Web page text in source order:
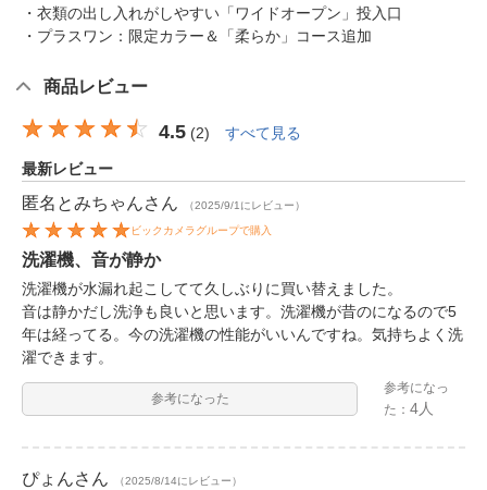
・衣類の出し入れがしやすい「ワイドオープン」投入口
・プラスワン：限定カラー＆「柔らか」コース追加
商品レビュー
4.5 (2) すべて見る
最新レビュー
匿名とみちゃんさん （2025/9/1にレビュー）
ビックカメラグループで購入
洗濯機、音が静か
洗濯機が水漏れ起こしてて久しぶりに買い替えました。
音は静かだし洗浄も良いと思います。洗濯機が昔のになるので5
年は経ってる。今の洗濯機の性能がいいんですね。気持ちよく洗
濯できます。
参考になった
参考になっ
た：4人
ぴょんさん （2025/8/14にレビュー）